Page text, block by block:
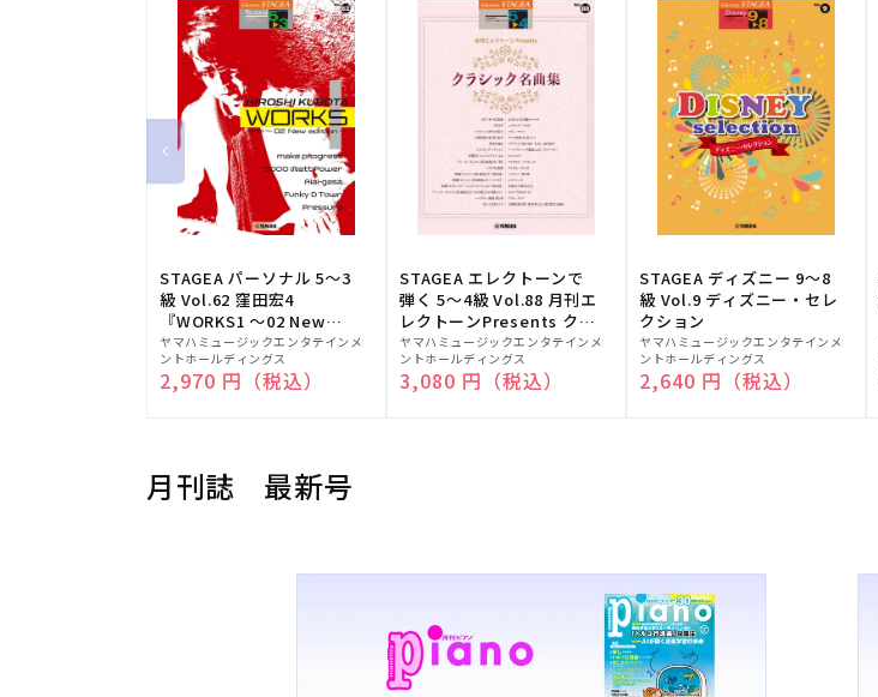
STAGEA パーソナル 5～3
級 Vol.62 窪田宏4
『WORKS1 ～02 New
edition～』
販
売
元:
ヤマハミュージックエンタテインメ
ントホールディングス
通常価格
2,970 円（税込）
STAGEA エレクトーンで
弾く 5～4級 Vol.88 月刊エ
レクトーンPresents クラ
シック名曲集
販
売
元:
ヤマハミュージックエンタテインメ
ントホールディングス
通常価格
3,080 円（税込）
STAGEA ディズニー 9～8
級 Vol.9 ディズニー・セレ
クション
販
売
元:
ヤマハミュージックエンタテインメ
ントホールディングス
通常価格
2,640 円（税込）
月刊誌 最新号